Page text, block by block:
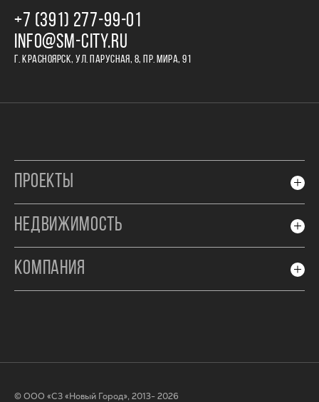
+7 (391) 277‒99‒01
INFO@SM-CITY.RU
Г. КРАСНОЯРСК, УЛ. ПАРУСНАЯ, 8, ПР. МИРА, 91
ПРОЕКТЫ
НЕДВИЖИМОСТЬ
КОМПАНИЯ
© ООО «СЗ «Новый Город», 2013- 2026